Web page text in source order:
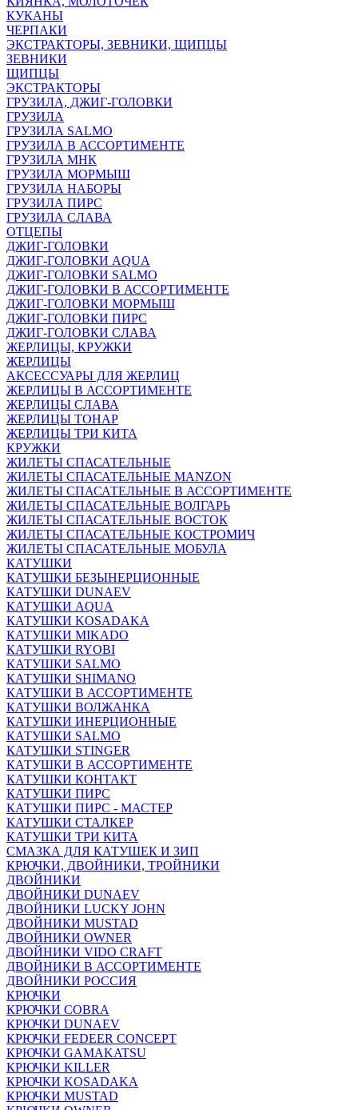
КУКАНЫ
ЧЕРПАКИ
ЭКСТРАКТОРЫ, ЗЕВНИКИ, ЩИПЦЫ
ЗЕВНИКИ
ЩИПЦЫ
ЭКСТРАКТОРЫ
ГРУЗИЛА, ДЖИГ-ГОЛОВКИ
ГРУЗИЛА
ГРУЗИЛА SALMO
ГРУЗИЛА В АССОРТИМЕНТЕ
ГРУЗИЛА МНК
ГРУЗИЛА МОРМЫШ
ГРУЗИЛА НАБОРЫ
ГРУЗИЛА ПИРС
ГРУЗИЛА СЛАВА
ОТЦЕПЫ
ДЖИГ-ГОЛОВКИ
ДЖИГ-ГОЛОВКИ AQUA
ДЖИГ-ГОЛОВКИ SALMO
ДЖИГ-ГОЛОВКИ В АССОРТИМЕНТЕ
ДЖИГ-ГОЛОВКИ МОРМЫШ
ДЖИГ-ГОЛОВКИ ПИРС
ДЖИГ-ГОЛОВКИ СЛАВА
ЖЕРЛИЦЫ, КРУЖКИ
ЖЕРЛИЦЫ
АКСЕССУАРЫ ДЛЯ ЖЕРЛИЦ
ЖЕРЛИЦЫ В АССОРТИМЕНТЕ
ЖЕРЛИЦЫ СЛАВА
ЖЕРЛИЦЫ ТОНАР
ЖЕРЛИЦЫ ТРИ КИТА
КРУЖКИ
ЖИЛЕТЫ СПАСАТЕЛЬНЫЕ
ЖИЛЕТЫ СПАСАТЕЛЬНЫЕ MANZON
ЖИЛЕТЫ СПАСАТЕЛЬНЫЕ В АССОРТИМЕНТЕ
ЖИЛЕТЫ СПАСАТЕЛЬНЫЕ ВОЛГАРЬ
ЖИЛЕТЫ СПАСАТЕЛЬНЫЕ ВОСТОК
ЖИЛЕТЫ СПАСАТЕЛЬНЫЕ КОСТРОМИЧ
ЖИЛЕТЫ СПАСАТЕЛЬНЫЕ МОБУЛА
КАТУШКИ
КАТУШКИ БЕЗЫНЕРЦИОННЫЕ
КАТУШКИ DUNAEV
КАТУШКИ AQUA
КАТУШКИ KOSADAKA
КАТУШКИ MIKADO
КАТУШКИ RYOBI
КАТУШКИ SALMO
КАТУШКИ SHIMANO
КАТУШКИ В АССОРТИМЕНТЕ
КАТУШКИ ВОЛЖАНКА
КАТУШКИ ИНЕРЦИОННЫЕ
КАТУШКИ SALMO
КАТУШКИ STINGER
КАТУШКИ В АССОРТИМЕНТЕ
КАТУШКИ КОНТАКТ
КАТУШКИ ПИРС
КАТУШКИ ПИРС - МАСТЕР
КАТУШКИ СТАЛКЕР
КАТУШКИ ТРИ КИТА
СМАЗКА ДЛЯ КАТУШЕК И ЗИП
КРЮЧКИ, ДВОЙНИКИ, ТРОЙНИКИ
ДВОЙНИКИ
ДВОЙНИКИ DUNAEV
ДВОЙНИКИ LUCKY JOHN
ДВОЙНИКИ MUSTAD
ДВОЙНИКИ OWNER
ДВОЙНИКИ VIDO CRAFT
ДВОЙНИКИ В АССОРТИМЕНТЕ
ДВОЙНИКИ РОССИЯ
КРЮЧКИ
КРЮЧКИ COBRA
КРЮЧКИ DUNAEV
КРЮЧКИ FEDEER CONCEPT
КРЮЧКИ GAMAKATSU
КРЮЧКИ KILLER
КРЮЧКИ KOSADAKA
КРЮЧКИ MUSTAD